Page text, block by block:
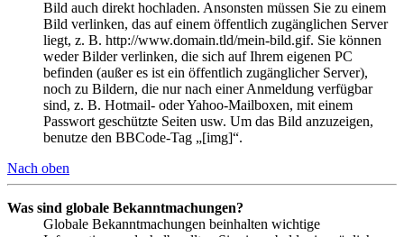
Bild auch direkt hochladen. Ansonsten müssen Sie zu einem
Bild verlinken, das auf einem öffentlich zugänglichen Server
liegt, z. B. http://www.domain.tld/mein-bild.gif. Sie können
weder Bilder verlinken, die sich auf Ihrem eigenen PC
befinden (außer es ist ein öffentlich zugänglicher Server),
noch zu Bildern, die nur nach einer Anmeldung verfügbar
sind, z. B. Hotmail- oder Yahoo-Mailboxen, mit einem
Passwort geschützte Seiten usw. Um das Bild anzuzeigen,
benutze den BBCode-Tag „[img]“.
Nach oben
Was sind globale Bekanntmachungen?
Globale Bekanntmachungen beinhalten wichtige